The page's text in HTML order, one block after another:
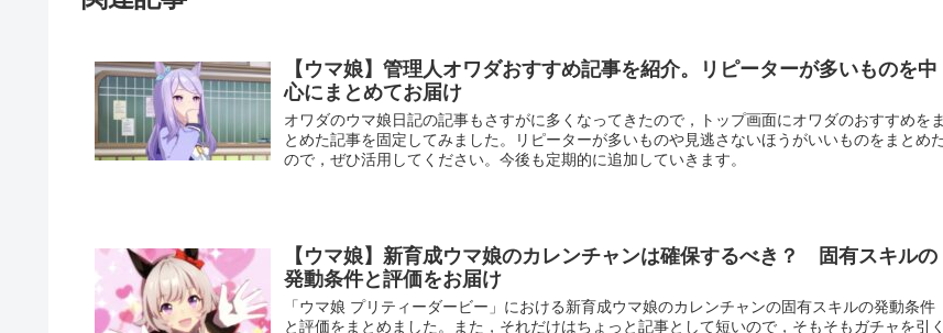
【ウマ娘】管理人オワダおすすめ記事を紹介。リピーターが多いものを中
心にまとめてお届け
オワダのウマ娘日記の記事もさすがに多くなってきたので，トップ画面にオワダのおすすめをま
とめた記事を固定してみました。リピーターが多いものや見逃さないほうがいいものをまとめた
ので，ぜひ活用してください。今後も定期的に追加していきます。
【ウマ娘】新育成ウマ娘のカレンチャンは確保するべき？ 固有スキルの
発動条件と評価をお届け
「ウマ娘 プリティーダービー」における新育成ウマ娘のカレンチャンの固有スキルの発動条件
と評価をまとめました。また，それだけはちょっと記事として短いので，そもそもガチャを引く